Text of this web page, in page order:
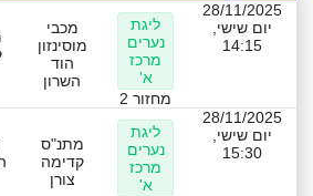
28/11/2025
יום שישי,
14:15
ליגת
נערים
מרכז
א'
מחזור 2
מכבי
מוסינזון
הוד
השרון
28/11/2025
יום שישי,
15:30
ליגת
נערים
מרכז
א'
מתנ"ס
קדימה
צורן